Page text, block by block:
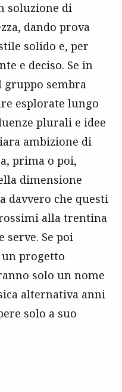
soluzione di
dando prova
solido e, per
e deciso. Se in
gruppo sembra
esplorate lungo
plurali e idee
ambizione di
prima o poi,
dimensione
davvero che questi
alla trentina
serve. Se poi
progetto
solo un nome
alternativa anni
solo a suo